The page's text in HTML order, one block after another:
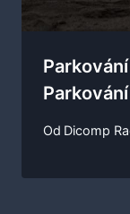
Od Dicomp